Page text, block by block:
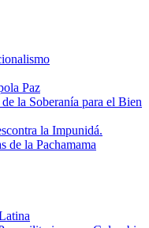
Paz
la Soberanía para el Bien
la Impunidá.
de la Pachamama